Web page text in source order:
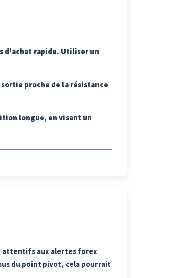
d'achat rapide. Utiliser un
proche de la résistance
longue, en visant un
attentifs aux alertes forex
du point pivot, cela pourrait